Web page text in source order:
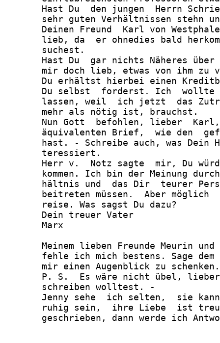
Hast Du  den jungen  Herrn
sehr guten Verhältnissen stehn
Deinen Freund  Karl von
lieb, da  er ohnedies bald
       suchest.
Hast Du  gar nichts Näheres
mir doch lieb, etwas von ihm zu
Du erhältst hierbei einen
Du selbst  forderst. Ich
lassen, weil  ich jetzt  das
       mehr als nötig ist, brauchst.
Nun Gott  befohlen, lieber
äquivalenten Brief,  wie den
hast. - Schreibe auch, was Dein
       teressiert.
Herr v.  Notz sagte  mir, Du
kommen. Ich bin der Meinung
hältnis und  das Dir  teurer
beitreten müssen.  Aber möglich
       reise. Was sagst Du dazu?
       Dein treuer Vater
       Marx
Meinem lieben Freunde Meurin
fehle ich mich bestens. Sage
       mir einen Augenblick zu schenken.
P. S.  Es wäre nicht übel,
       schreiben wolltest. -
Jenny sehe  ich selten,  sie
ruhig sein,  ihre Liebe  ist
geschrieben, dann werde ich